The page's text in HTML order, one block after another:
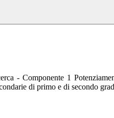
- Componente 1
di primo e di secondo